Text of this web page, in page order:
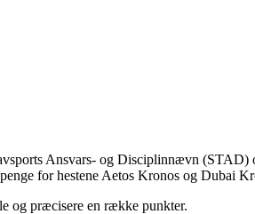
Ansvars- og Disciplinnævn
for hestene Aetos Kronos og Dubai
og præcisere en række punkter.